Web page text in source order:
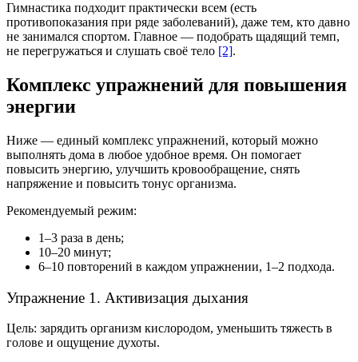
Гимнастика подходит практически всем (есть
противопоказания при ряде заболеваний), даже тем, кто давно
не занимался спортом. Главное — подобрать щадящий темп,
не перегружаться и слушать своё тело [2].
Комплекс упражнений для повышения
энергии
Ниже — единый комплекс упражнений, который можно
выполнять дома в любое удобное время. Он помогает
повысить энергию, улучшить кровообращение, снять
напряжение и повысить тонус организма.
Рекомендуемый режим:
1–3 раза в день;
10–20 минут;
6–10 повторений в каждом упражнении, 1–2 подхода.
Упражнение 1. Активизация дыхания
Цель: зарядить организм кислородом, уменьшить тяжесть в
голове и ощущение духоты.